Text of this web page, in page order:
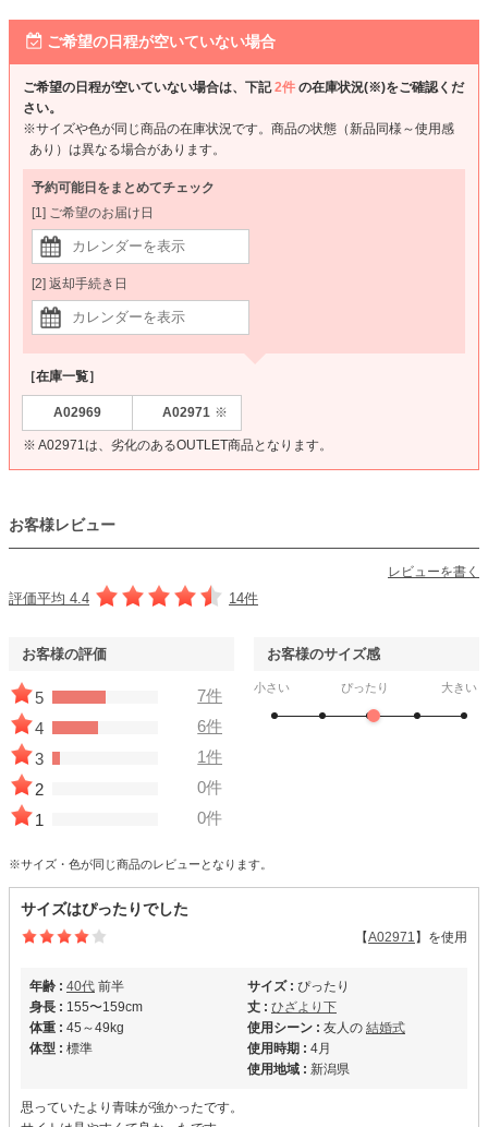
ご希望の日程が空いていない場合
ご希望の日程が空いていない場合は、下記2件 の在庫状況(※)をご確認くだ
さい。
※サイズや色が同じ商品の在庫状況です。商品の状態（新品同様～使用感
あり）は異なる場合があります。
予約可能日をまとめてチェック
[1] ご希望のお届け日
[2] 返却手続き日
［在庫一覧］
A02969 A02971 ※
※ A02971は、劣化のあるOUTLET商品となります。
お客様レビュー
レビューを書く
評価平均 4.4 14件
お客様の評価
5
7件
4
6件
3
1件
2
0件
1
0件
お客様のサイズ感
小さい ぴったり 大きい
※サイズ・色が同じ商品のレビューとなります。
サイズはぴったりでした
【A02971 】を使用
年齢 : 40代 前半
身長 : 155〜159cm
体重 : 45～49kg
体型 : 標準
サイズ : ぴったり
丈 : ひざより下
使用シーン : 友人の 結婚式
使用時期 : 4月
使用地域 : 新潟県
思っていたより青味が強かったです。